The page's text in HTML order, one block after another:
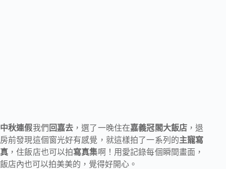
中秋連假我們 回嘉去 ，選了一晚住在嘉義冠閣大飯店 ，退
房前發現這個窗光好有感覺，就這樣拍了一系列的主寵寫
真 ，住飯店也可以拍寫真集啊！用愛記錄每個瞬間畫面，
飯店內也可以拍美美的，覺得好開心。